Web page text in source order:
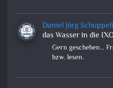
Daniel Jörg
das Wasser in die
Gern geschehen...
bzw. lesen.